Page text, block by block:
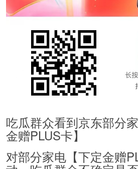
吃瓜群众看到京东部分
金赠PLUS卡】
对部分家电【下定金赠